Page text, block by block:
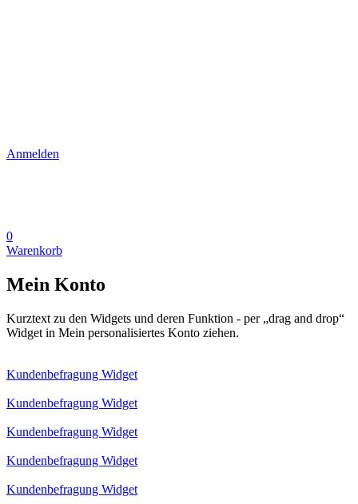
Anmelden
0
Warenkorb
Mein Konto
Kurztext zu den Widgets und deren Funktion - per „drag and drop“
Widget in Mein personalisiertes Konto ziehen.
Kundenbefragung Widget
Kundenbefragung Widget
Kundenbefragung Widget
Kundenbefragung Widget
Kundenbefragung Widget